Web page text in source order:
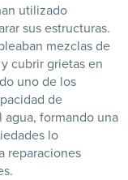
utilizado
sus estructuras.
mezclas de
cubrir grietas en
uno de los
de
formando una
lo
reparaciones